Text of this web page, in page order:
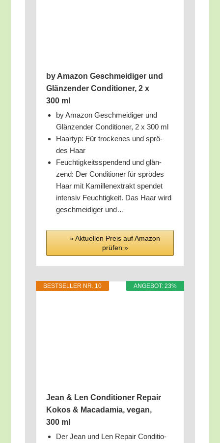
by Ama­zon Geschmei­di­ger und
Glän­zen­der Con­di­tio­ner, 2 x
300 ml
by Ama­zon Geschmei­di­ger und
Glän­zen­der Con­di­tio­ner, 2 x 300 ml
Haar­typ: Für tro­cke­nes und sprö­
des Haar
Feuch­tig­keits­spen­dend und glän­
zend: Der Con­di­tio­ner für sprö­des
Haar mit Kamil­len­ex­trakt spen­det
inten­siv Feuch­tig­keit. Das Haar wird
geschmei­di­ger und…
» Aktu­el­len Preis auf Ama­zon
prü­fen »
ANGE­BOT: 23%
BEST­SEL­LER NR. 10
Jean & Len Con­di­tio­ner Repair
Kokos & Maca­da­mia, vegan,
300 ml
Der Jean und Len Repair Con­di­tio­